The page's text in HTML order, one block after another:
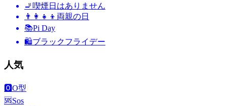
🚬 喫煙日はありません
👨‍👩‍👧‍👦 両親の日
📚Pi Day
🛍ブラックフライデー
人気
🅾️O型
🆘Sos